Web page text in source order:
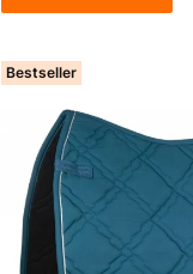
Bestseller